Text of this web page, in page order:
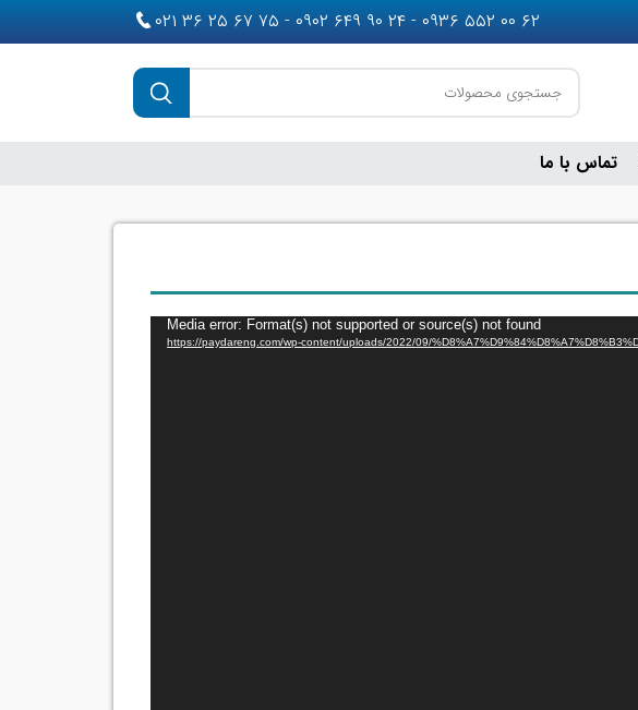
۶۲ ۰۰ ۵۵۲ ۰۹۳۶ - ۲۴ ۹۰ ۶۴۹ ۰۹۰۲ - ۷۵ ۶۷ ۲۵ ۳۶ ۰۲۱
تماس با ما
ویدیو
Media error: Format(s) not supported or source(s) not found